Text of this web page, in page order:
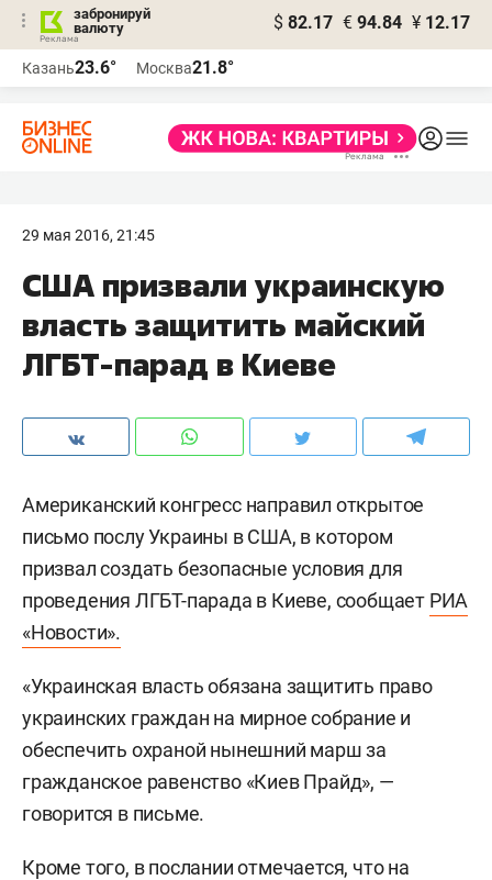
забронируй
валюту
$ 82.17 € 94.84 ¥ 12.17
Казань23.6° Москва21.8°
29 мая 2016, 21:45
США призвали украинскую
власть защитить майский
ЛГБТ-парад в Киеве
Американский конгресс направил открытое
письмо послу Украины в США, в котором
призвал создать безопасные условия для
проведения ЛГБТ-парада в Киеве, сообщает РИА
«Новости».
«Украинская власть обязана защитить право
украинских граждан на мирное собрание и
обеспечить охраной нынешний марш за
гражданское равенство «Киев Прайд», —
говорится в письме.
Кроме того, в послании отмечается, что на